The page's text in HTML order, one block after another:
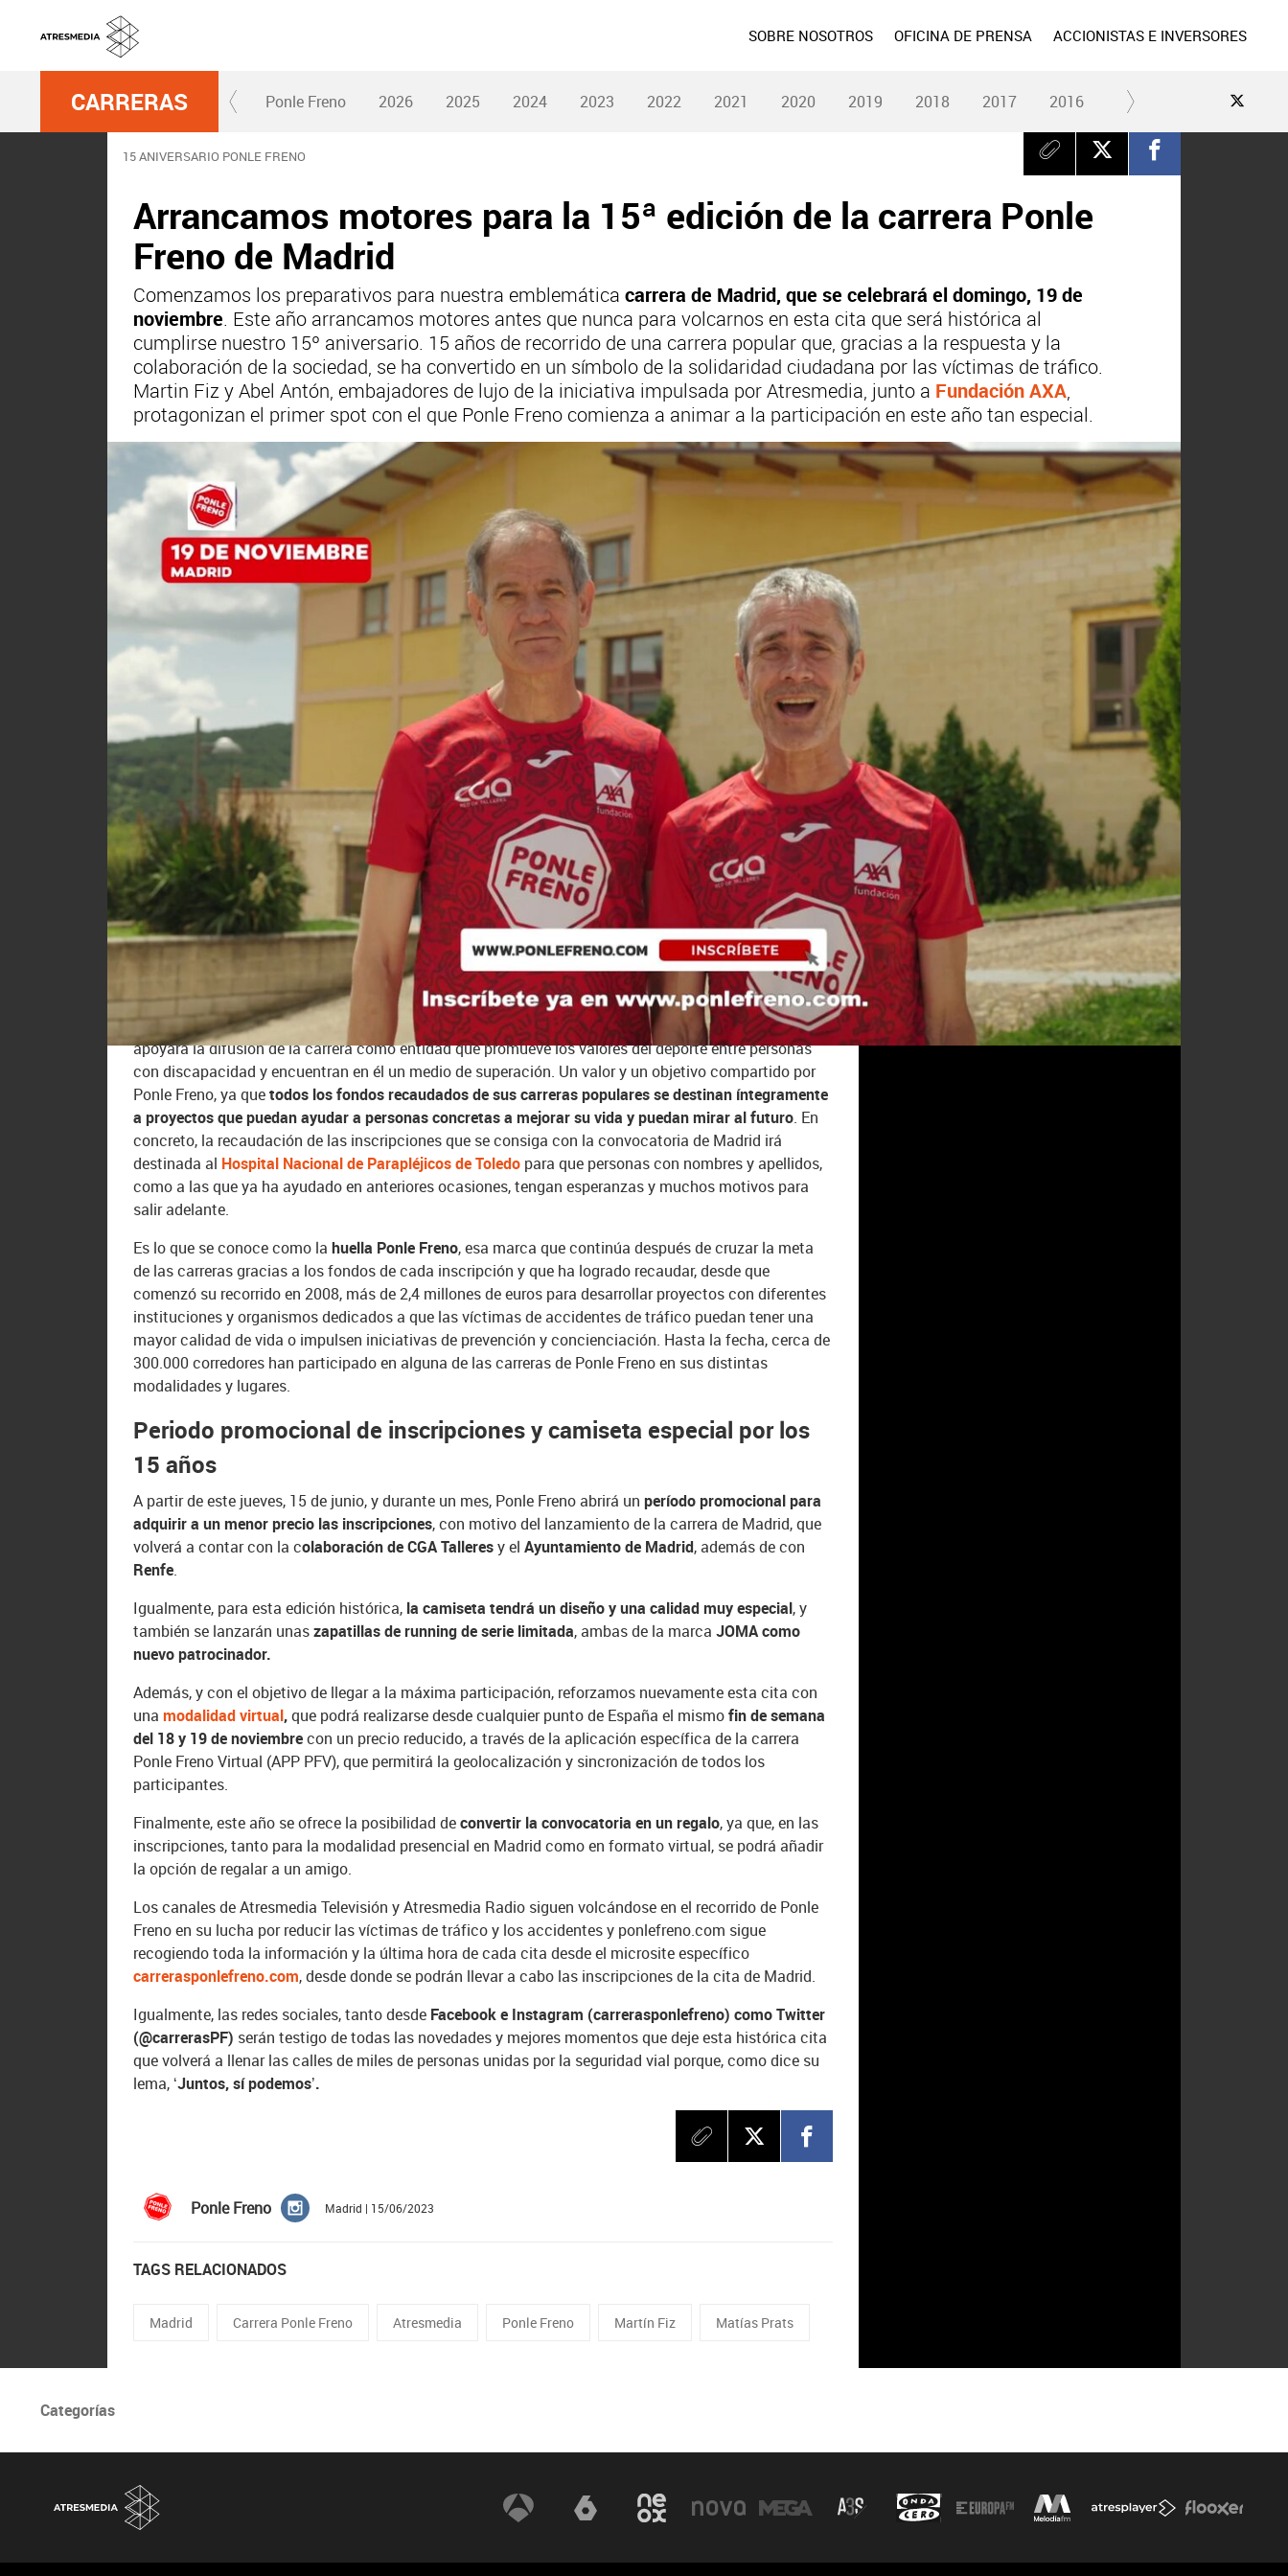
SOBRE NOSOTROS OFICINA DE PRENSA ACCIONISTAS E INVERSORES
CARRERAS Ponle Freno 2026 2025 2024 2023 2022 2021 2020 2019 2018 2017 2016 2015
15 ANIVERSARIO PONLE FRENO
Arrancamos motores para la 15ª edición de la carrera Ponle
Freno de Madrid
Comenzamos los preparativos para nuestra emblemática carrera de Madrid, que se celebrará el domingo, 19 de
noviembre. Este año arrancamos motores antes que nunca para volcarnos en esta cita que será histórica al
cumplirse nuestro 15º aniversario. 15 años de recorrido de una carrera popular que, gracias a la respuesta y la
colaboración de la sociedad, se ha convertido en un símbolo de la solidaridad ciudadana por las víctimas de tráfico.
Martin Fiz y Abel Antón, embajadores de lujo de la iniciativa impulsada por Atresmedia, junto a Fundación AXA,
protagonizan el primer spot con el que Ponle Freno comienza a animar a la participación en este año tan especial.
La Ponle Freno de Madrid cumple 15 años y se hará notar en las calles. De hecho, una de las grandes
novedades de la cita de este aniversario es queel recorrido de la carrera de 10 kilómetros pasará por
la Puerta del Sol , emblemático punto de nuestras carreteras, por ser elKilómetro 0
-punto de origen
desde el que se empiezan a contar la distancia de las carreteras radiales de España- y también de
Ponle Freno, por ser el punto de partida desde el que nació en 2008 y también el final al que aspira
llegar desde aquel primer día: dejar el contador de víctimas a 0.
Este año también sumamos en Ponle Freno lacolaboración delComité Paralímpico Español, que
apoyará la difusión de la carrera como entidad que promueve los valores del deporte entre personas
con discapacidad y encuentran en él un medio de superación. Un valor y un objetivo compartido por
Ponle Freno, ya quetodos los fondos recaudados de sus carreras populares se destinan íntegramente
a proyectos que puedan ayudar a personas concretas a mejorar su vida y puedan mirar al futuro. En
concreto, la recaudación de las inscripciones que se consiga con la convocatoria de Madrid irá
destinada al Hospital Nacional de Parapléjicos de Toledo para que personas con nombres y apellidos,
como a las que ya ha ayudado en anteriores ocasiones, tengan esperanzas y muchos motivos para
salir adelante.
Es lo que se conoce como la huella Ponle Freno, esa marca que continúa después de cruzar la meta
de las carreras gracias a los fondos de cada inscripción y que ha logrado recaudar, desde que
comenzó su recorrido en 2008, más de 2,4 millones de euros para desarrollar proyectos con diferentes
instituciones y organismos dedicados a que las víctimas de accidentes de tráfico puedan tener una
mayor calidad de vida o impulsen iniciativas de prevención y concienciación. Hasta la fecha, cerca de
300.000 corredores han participado en alguna de las carreras de Ponle Freno en sus distintas
modalidades y lugares.
Periodo promocional de inscripciones y camiseta especial por los
15 años
A partir de este jueves, 15 de junio, y durante un mes, Ponle Freno abrirá unperíodo promocional para
adquirir a un menor precio las inscripciones, con motivo del lanzamiento de la carrera de Madrid, que
volverá a contar con la colaboración de CGA Talleresy el Ayuntamiento de Madrid, además de con
Renfe.
Igualmente, para esta edición histórica, la camiseta tendrá un diseño y una calidad muy especial, y
también se lanzarán unaszapatillas de running de serie limitada, ambas de la marcaJOMA como
nuevo patrocinador.
Además, y con el objetivo de llegar a la máxima participación, reforzamos nuevamente esta cita con
una modalidad virtual,que podrá realizarse desde cualquier punto de España el mismofin de semana
del 18 y 19 de noviembrecon un precio reducido, a través de la aplicación específica de la carrera
Ponle Freno Virtual (APP PFV), que permitirá la geolocalización y sincronización de todos los
participantes.
Finalmente, este año se ofrece la posibilidad deconvertir la convocatoria en un regalo, ya que, en las
inscripciones, tanto para la modalidad presencial en Madrid como en formato virtual, se podrá añadir
la opción de regalar a un amigo.
Los canales de Atresmedia Televisión y Atresmedia Radio siguen volcándose en el recorrido de Ponle
Freno en su lucha por reducir las víctimas de tráfico y los accidentes y ponlefreno.com sigue
recogiendo toda la información y la última hora de cada cita desde el microsite específico
carrerasponlefreno.com, desde donde se podrán llevar a cabo las inscripciones de la cita de Madrid.
Igualmente, las redes sociales, tanto desde Facebook e Instagram (carrerasponlefreno) como Twitter
(@carrerasPF) serán testigo de todas las novedades y mejores momentos que deje esta histórica cita
que volverá a llenar las calles de miles de personas unidas por la seguridad vial porque, como dice su
lema, ‘Juntos, sí podemos’.
Ponle Freno Madrid | 15/06/2023
TAGS RELACIONADOS
Madrid Carrera Ponle Freno Atresmedia Ponle Freno Martín Fiz Matías Prats
LOS MAS VISTOS
1
MADRID
Pablo Onieva: "Quiero
recuperar mi vida y volver
a disfrutar, aunque sea de
otra manera"
Categorías